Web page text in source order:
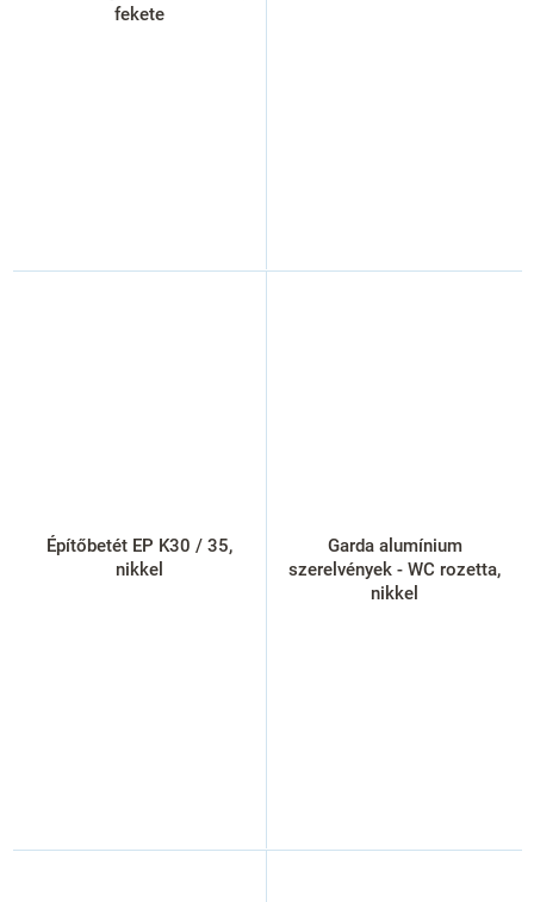
fekete
Építőbetét EP K30 / 35,
nikkel
Garda alumínium
szerelvények - WC rozetta,
nikkel